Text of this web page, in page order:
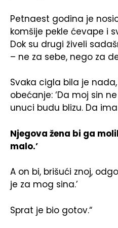
Petnaest godina je
komšije pekle ćevape i
Dok su drugi živeli
– ne za sebe, nego za
Svaka cigla bila je
obećanje: ‘Da moj sin
unuci budu blizu. Da
Njegova žena bi ga
malo.’
A on bi, brišući znoj,
je za mog sina.’
Sprat je bio gotov.“